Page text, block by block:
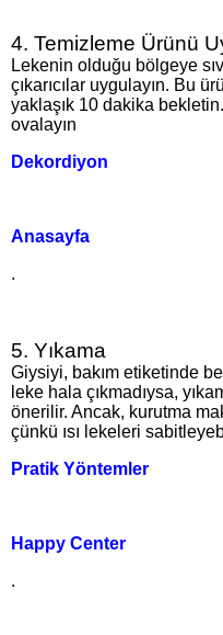
4. Temizleme Ürünü
Lekenin olduğu bölgeye
çıkarıcılar uygulayın. Bu
yaklaşık 10 dakika
ovalayın​
Dekordiyon
Anasayfa
.
5. Yıkama
Giysiyi, bakım etiketinde
leke hala çıkmadıysa,
önerilir. Ancak, kurutma
çünkü ısı lekeleri
Pratik Yöntemler
Happy Center
.